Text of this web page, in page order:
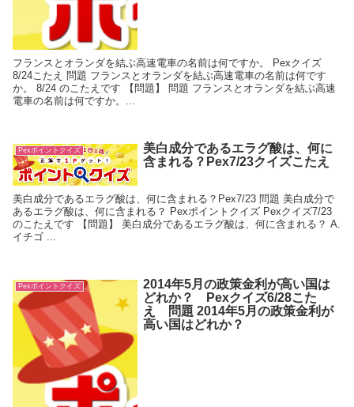
フランスとオランダを結ぶ高速電車の名前は何ですか。 Pexクイズ
8/24こたえ 問題 フランスとオランダを結ぶ高速電車の名前は何です
か。 8/24 のこたえです 【問題】 問題 フランスとオランダを結ぶ高速
電車の名前は何ですか。...
Pexポイントクイズ
美白成分であるエラグ酸は、何に
含まれる？Pex7/23クイズこたえ
美白成分であるエラグ酸は、何に含まれる？Pex7/23 問題 美白成分で
あるエラグ酸は、何に含まれる？ Pexポイントクイズ Pexクイズ7/23
のこたえです 【問題】 美白成分であるエラグ酸は、何に含まれる？ A.
イチゴ ...
Pexポイントクイズ
2014年5月の政策金利が高い国は
どれか？ Pexクイズ6/28こた
え 問題 2014年5月の政策金利が
高い国はどれか？